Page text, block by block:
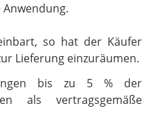
so hat der Käufer
Lieferung einzuräumen.
bis zu 5 % der
als vertragsgemäße